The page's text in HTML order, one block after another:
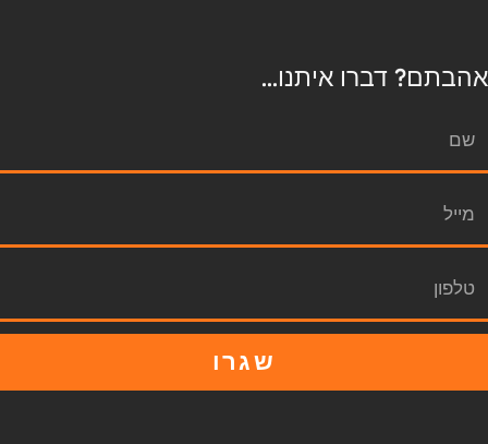
אהבתם? דברו איתנו...
שגרו